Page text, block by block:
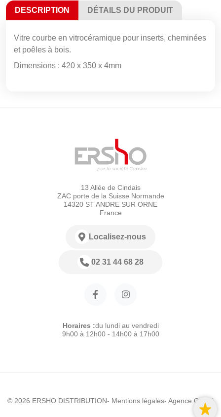
DESCRIPTION DÉTAILS DU PRODUIT
Vitre courbe en vitrocéramique pour inserts, cheminées
et poêles à bois.
Dimensions : 420 x 350 x 4mm
13 Allée de Cindais
ZAC porte de la Suisse Normande
14320 ST ANDRE SUR ORNE
France
Localisez-nous
02 31 44 68 28
Horaires :du lundi au vendredi
9h00 à 12h00 - 14h00 à 17h00
© 2026 ERSHO DISTRIBUTION- Mentions légales- Agence Colibri